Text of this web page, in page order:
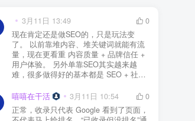
3月11日 13:49
0
现在肯定还是做SEO的，只是玩法变
了。 以前靠堆内容、堆关键词就能有流
量，现在更看重 内容质量 + 品牌信任 +
用户体验。 另外单靠SEO其实越来越
难，很多做得好的基本都是 SEO + 社媒
质还是一个长期获客渠道，但不能再当
成唯一渠道了。
嘻嘻在干活 3月11日 10:54
0
正常，收录只代表 Google 看到了页面，